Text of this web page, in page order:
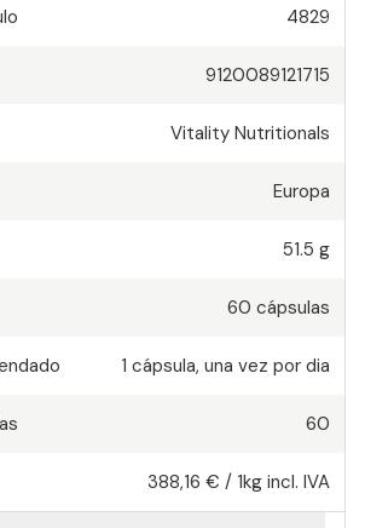
4829
9120089121715
Vitality Nutritionals
Europa
51.5 g
60 cápsulas
1 cápsula, una vez por dia
60
388,16 € / 1kg incl. IVA